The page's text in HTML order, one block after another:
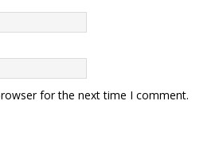
for the next time I comment.